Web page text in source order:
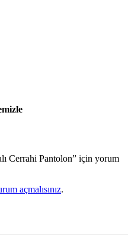
Cerrahi Pantolon” için yorum
açmalısınız.